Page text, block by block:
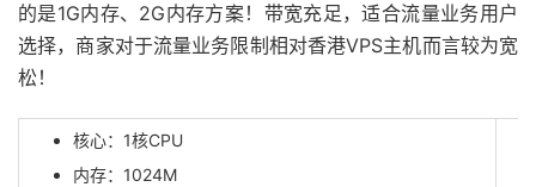
的是1G内存、2G内存方案！带宽充足，适合流量业务用户
选择，商家对于流量业务限制相对香港VPS主机而言较为宽
松！
核心：1核CPU
内存：1024M